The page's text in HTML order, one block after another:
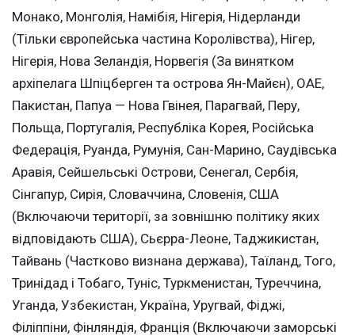
Монако, Монголія, Намібія, Нігерія, Нідерланди
(Тільки європейська частина Королівства), Нігер,
Нігерія, Нова Зеландія, Норвегія (За винятком
архіпелага Шпіцберген та острова Ян-Майєн), ОАЕ,
Пакистан, Папуа — Нова Гвінея, Парагвай, Перу,
Польща, Португалія, Республіка Корея, Російська
Федерація, Руанда, Румунія, Сан-Марино, Саудівська
Аравія, Сейшельські Острови, Сенегал, Сербія,
Сінгапур, Сирія, Словаччина, Словенія, США
(Включаючи території, за зовнішню політику яких
відповідають США), Сьєрра-Леоне, Таджикистан,
Тайвань (Частково визнана держава), Таїланд, Того,
Тринідад і Тобаго, Туніс, Туркменистан, Туреччина,
Уганда, Узбекистан, Україна, Уругвай, Фіджі,
Філіппіни, Фінляндія, Франція (Включаючи заморські